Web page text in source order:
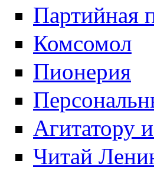
Партийная
Комсомол
Пионерия
Агитатору
Читай